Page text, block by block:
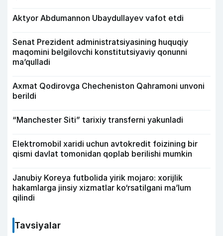
Aktyor Abdu­mannon Ubaydullayev vafot etdi
Senat Prezident administratsiyasining huquqiy
maqomini belgilovchi konstitutsiyaviy qonunni
ma’qulladi
Axmat Qodirovga Checheniston Qahramoni unvoni
berildi
“Manchester Siti” tarixiy transferni yakunladi
Elektromobil xaridi uchun avtokredit foizining bir
qismi davlat tomonidan qoplab berilishi mumkin
Janubiy Koreya futbolida yirik mojaro: xorijlik
hakamlarga jinsiy xizmatlar ko‘rsatilgani ma’lum
qilindi
Tavsiyalar